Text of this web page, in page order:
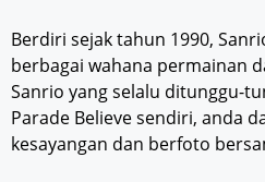
Berdiri sejak tahun 1990,
berbagai wahana permainan
Sanrio yang selalu ditunggu-
Parade Believe sendiri, anda
kesayangan dan berfoto